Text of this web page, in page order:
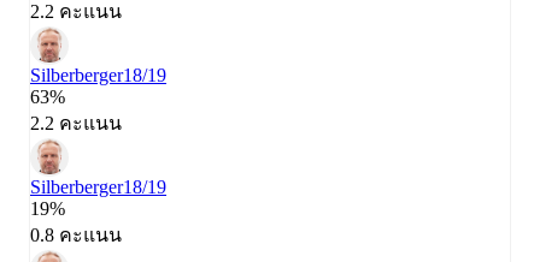
2.2 คะแนน
Silberberger18/19
63%
2.2 คะแนน
Silberberger18/19
19%
0.8 คะแนน